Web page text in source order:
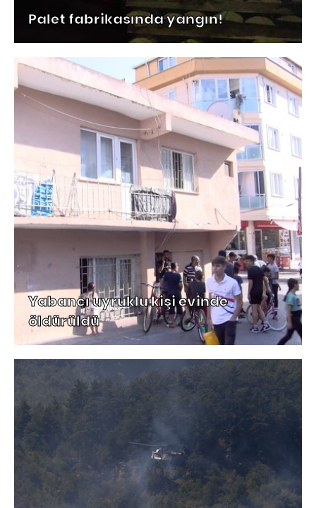
Palet fabrikasında yangın!
Yabancı uyruklu kişi evinde
öldürüldü